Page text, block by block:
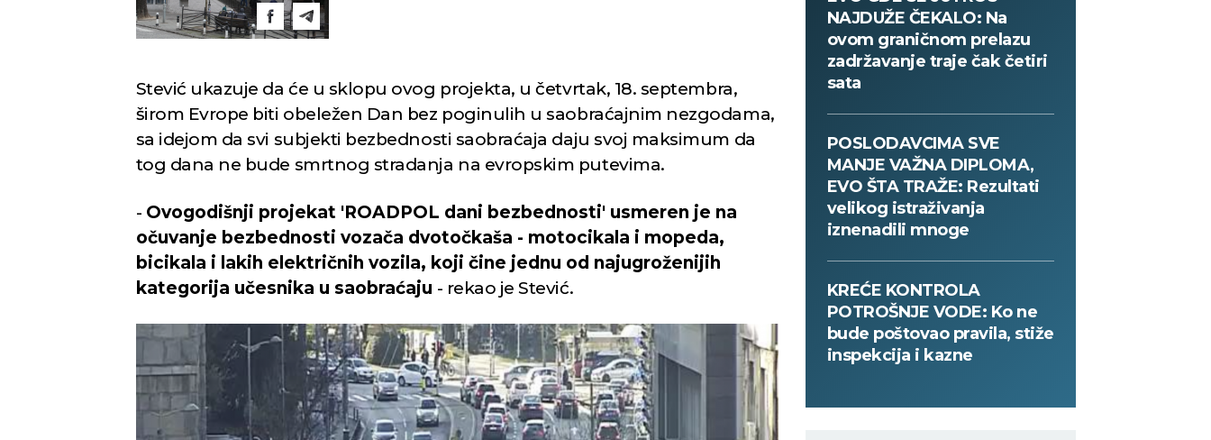
Stević ukazuje da će u sklopu ovog projekta, u četvrtak, 18. septembra,
širom Evrope biti obeležen Dan bez poginulih u saobraćajnim nezgodama,
sa idejom da svi subjekti bezbednosti saobraćaja daju svoj maksimum da
tog dana ne bude smrtnog stradanja na evropskim putevima.
- Ovogodišnji projekat 'ROADPOL dani bezbednosti' usmeren je na
očuvanje bezbednosti vozača dvotočkaša - motocikala i mopeda,
bicikala i lakih električnih vozila, koji čine jednu od najugroženijih
kategorija učesnika u saobraćaju - rekao je Stević.
NAJDUŽE ČEKALO: Na
ovom graničnom prelazu
zadržavanje traje čak četiri
sata
POSLODAVCIMA SVE
MANJE VAŽNA DIPLOMA,
EVO ŠTA TRAŽE: Rezultati
velikog istraživanja
iznenadili mnoge
KREĆE KONTROLA
POTROŠNJE VODE: Ko ne
bude poštovao pravila, stiže
inspekcija i kazne